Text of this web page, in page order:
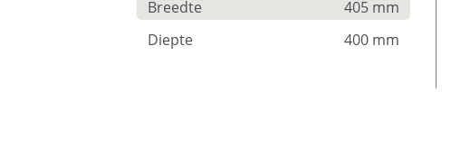
Breedte
405 mm
Diepte
400 mm